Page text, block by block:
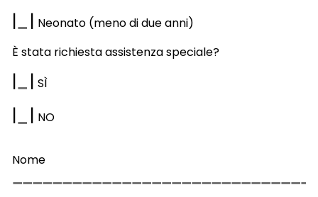
| | Neonato (meno di due anni)
È stata richiesta assistenza speciale?
| | SÌ
| | NO
Nome